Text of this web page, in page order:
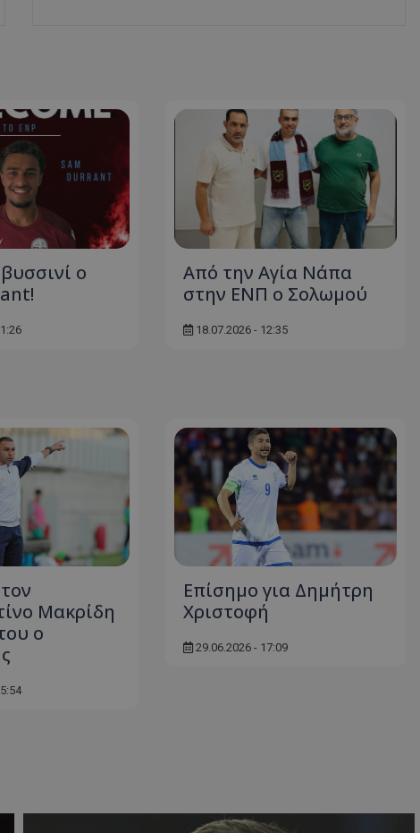
ο
Από την Αγία Νάπα
στην ΕΝΠ ο Σολωμού
18.07.2026 - 12:35
Μακρίδη
ο
Επίσημο για Δημήτρη
Χριστοφή
29.06.2026 - 17:09